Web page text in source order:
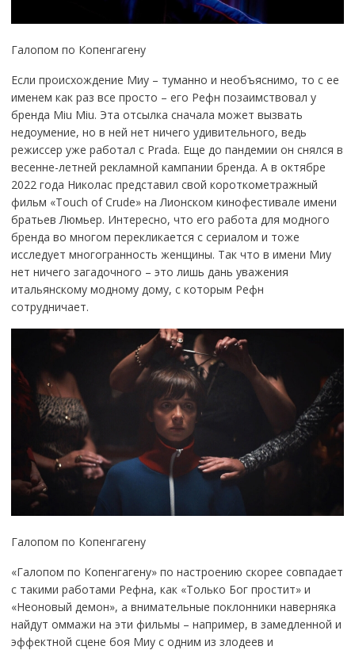
Галопом по Копенгагену
Если происхождение Миу – туманно и необъяснимо, то с ее
именем как раз все просто – его Рефн позаимствовал у
бренда Miu Miu. Эта отсылка сначала может вызвать
недоумение, но в ней нет ничего удивительного, ведь
режиссер уже работал с Prada. Еще до пандемии он снялся в
весенне-летней рекламной кампании бренда. А в октябре
2022 года Николас представил свой короткометражный
фильм «Touch of Crude» на Лионском кинофестивале имени
братьев Люмьер. Интересно, что его работа для модного
бренда во многом перекликается с сериалом и тоже
исследует многогранность женщины. Так что в имени Миу
нет ничего загадочного – это лишь дань уважения
итальянскому модному дому, с которым Рефн
сотрудничает.
Галопом по Копенгагену
«Галопом по Копенгагену» по настроению скорее совпадает
с такими работами Рефна, как «Только Бог простит» и
«Неоновый демон», а внимательные поклонники наверняка
найдут оммажи на эти фильмы – например, в замедленной и
эффектной сцене боя Миу с одним из злодеев и